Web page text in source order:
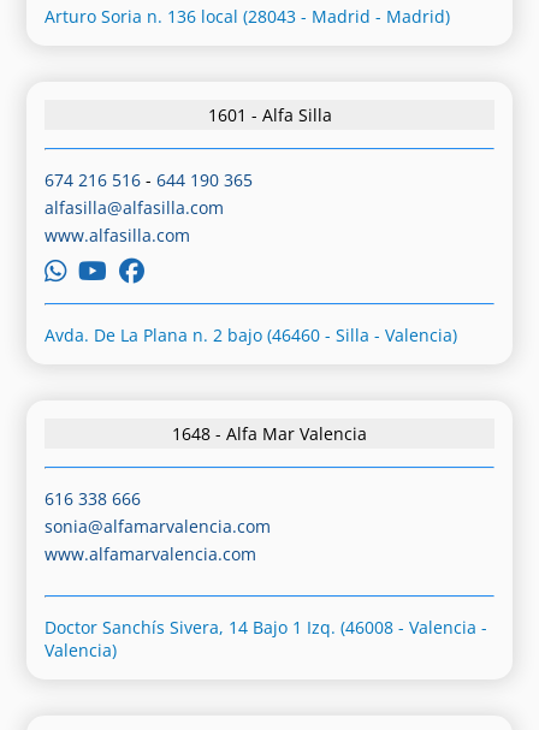
Arturo Soria n. 136 local (28043 - Madrid - Madrid)
1601 - Alfa Silla
674 216 516 -644 190 365
alfasilla@alfasilla.com
www.alfasilla.com
Avda. De La Plana n. 2 bajo (46460 - Silla - Valencia)
1648 - Alfa Mar Valencia
616 338 666
sonia@alfamarvalencia.com
www.alfamarvalencia.com
Doctor Sanchís Sivera, 14 Bajo 1 Izq. (46008 - Valencia -
Valencia)